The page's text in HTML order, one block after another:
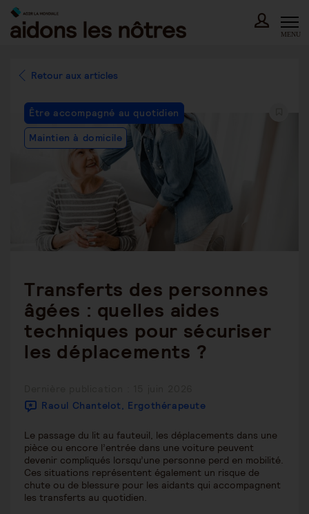
Skip
content
MENU
Retour aux articles
Transferts des personnes
âgées : quelles aides
techniques pour sécuriser
les déplacements ?
publiée :Raoul Chantelot, Ergothérapeute
Category:
Être accompagné au quotidien
Maintien à domicile
Le passage du lit au fauteuil, les déplacements dans une
pièce ou encore l’entrée dans une voiture peuvent
devenir compliqués lorsqu’une personne perd en mobilité.
Ces situations représentent également un risque de
chute ou de blessure pour les aidants qui accompagnent
les transferts au quotidien.